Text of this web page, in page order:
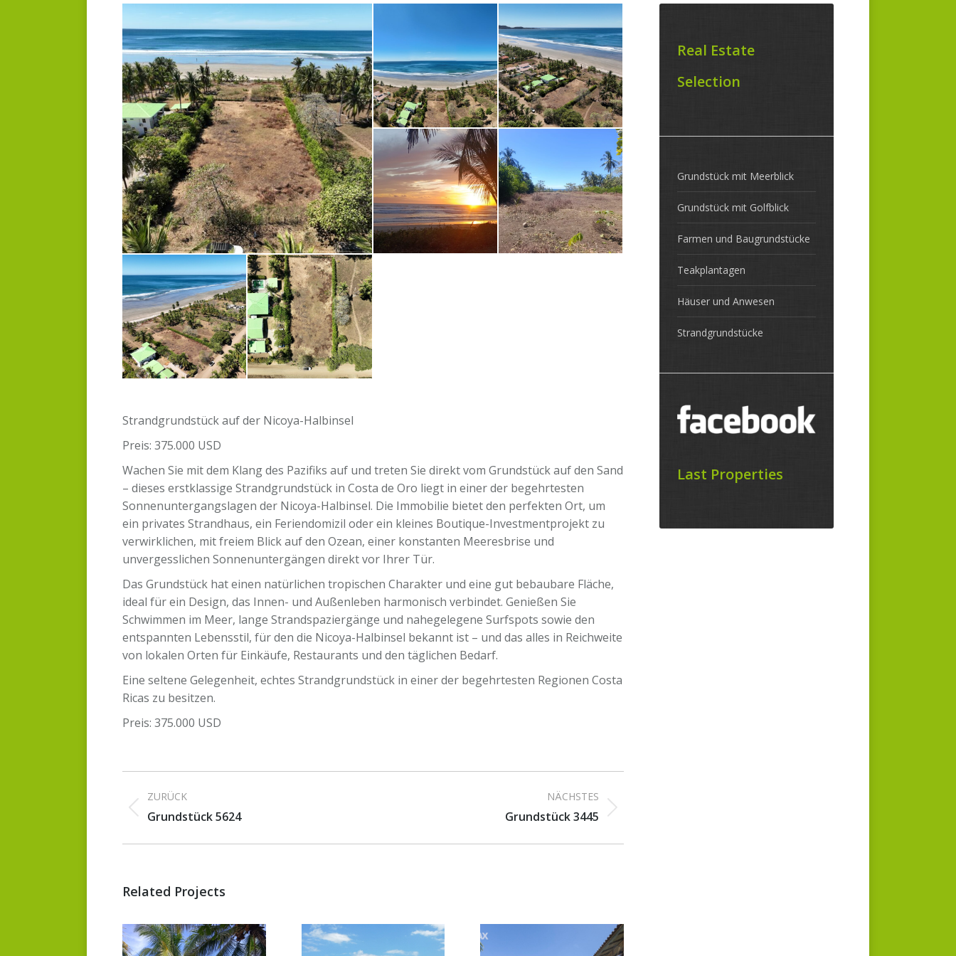
Strandgrundstück auf der Nicoya-Halbinsel
Preis: 375.000 USD
Wachen Sie mit dem Klang des Pazifiks auf und treten Sie direkt vom Grundstück auf den Sand
– dieses erstklassige Strandgrundstück in Costa de Oro liegt in einer der begehrtesten
Sonnenuntergangslagen der Nicoya-Halbinsel. Die Immobilie bietet den perfekten Ort, um
ein privates Strandhaus, ein Feriendomizil oder ein kleines Boutique-Investmentprojekt zu
verwirklichen, mit freiem Blick auf den Ozean, einer konstanten Meeresbrise und
unvergesslichen Sonnenuntergängen direkt vor Ihrer Tür.
Das Grundstück hat einen natürlichen tropischen Charakter und eine gut bebaubare Fläche,
ideal für ein Design, das Innen- und Außenleben harmonisch verbindet. Genießen Sie
Schwimmen im Meer, lange Strandspaziergänge und nahegelegene Surfspots sowie den
entspannten Lebensstil, für den die Nicoya-Halbinsel bekannt ist – und das alles in Reichweite
von lokalen Orten für Einkäufe, Restaurants und den täglichen Bedarf.
Eine seltene Gelegenheit, echtes Strandgrundstück in einer der begehrtesten Regionen Costa
Ricas zu besitzen.
Preis: 375.000 USD
Project
navigation
ZURÜCK
Previous
Grundstück 5624
NÄCHSTES
Grundstück 3445
Related Projects
Real Estate
Selection
Grundstück mit Meerblick
Grundstück mit Golfblick
Farmen und Baugrundstücke
Teakplantagen
Häuser und Anwesen
Strandgrundstücke
Last Properties